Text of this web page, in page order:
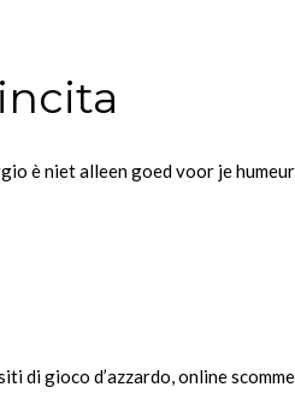
è niet alleen goed voor je
di gioco d’azzardo, online